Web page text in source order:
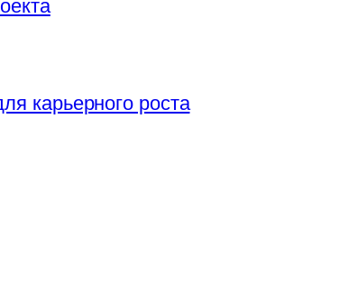
карьерного роста